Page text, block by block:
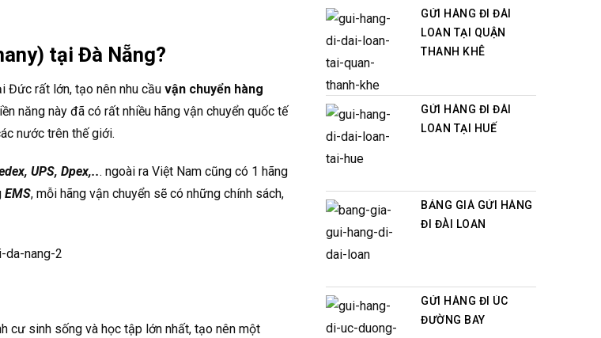
tại Đà Nẵng?
Đức rất lớn, tạo nên nhu cầu vận chuyển hàng
năng này đã có rất nhiều hãng vận chuyển quốc tế
nước trên thế giới.
UPS, Dpex,... ngoài ra Việt Nam cũng có 1 hãng
EMS, mỗi hãng vận chuyển sẽ có những chính sách,
cư sinh sống và học tập lớn nhất, tạo nên một
GỬI HÀNG ĐI ĐÀI
LOAN TẠI QUẬN
THANH KHÊ
GỬI HÀNG ĐI ĐÀI
LOAN TẠI HUẾ
BẢNG GIÁ GỬI HÀNG
ĐI ĐÀI LOAN
GỬI HÀNG ĐI ÚC
ĐƯỜNG BAY